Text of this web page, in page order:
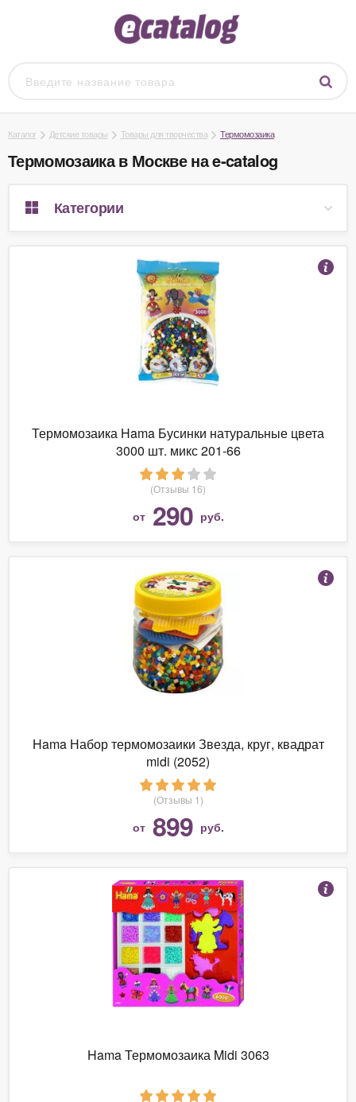
Каталог Детские товары Товары для творчества Термомозаика
Термомозаика в Москве на e-catalog
Категории
Термомозаика Hama Бусинки натуральные цвета
3000 шт. микс 201-66
(Отзывы 16)
от 290 руб.
Hama Набор термомозаики Звезда, круг, квадрат
midi (2052)
(Отзывы 1)
от 899 руб.
Hama Термомозаика Midi 3063